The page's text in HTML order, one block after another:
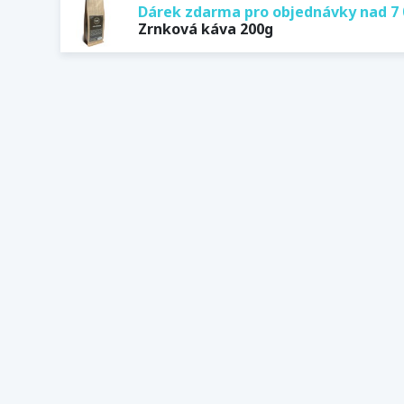
Dárek zdarma pro objednávky nad 7
Zrnková káva 200g